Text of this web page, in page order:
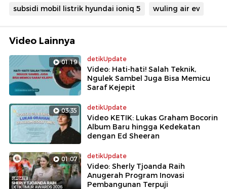
subsidi mobil listrik hyundai ioniq 5
wuling air ev
Video Lainnya
01:19 detikUpdate
Video: Hati-hati! Salah Teknik,
Ngulek Sambel Juga Bisa Memicu
Saraf Kejepit
03:35 detikUpdate
Video KETIK: Lukas Graham Bocorin
Album Baru hingga Kedekatan
dengan Ed Sheeran
01:07 detikUpdate
Video: Sherly Tjoanda Raih
Anugerah Program Inovasi
Pembangunan Terpuji